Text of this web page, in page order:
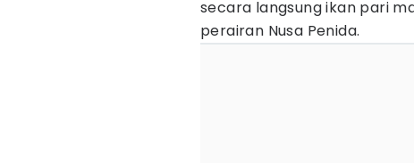
secara langsung ikan pari
perairan Nusa Penida.